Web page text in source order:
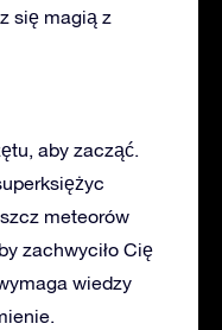
się magią z
aby zacząć.
meteorów
zachwyciło Cię
wiedzy